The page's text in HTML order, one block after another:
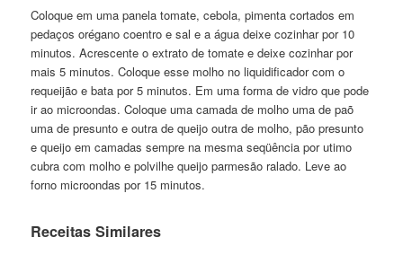
Coloque em uma panela tomate, cebola, pimenta cortados em
pedaços orégano coentro e sal e a água deixe cozinhar por 10
minutos. Acrescente o extrato de tomate e deixe cozinhar por
mais 5 minutos. Coloque esse molho no liquidificador com o
requeijão e bata por 5 minutos. Em uma forma de vidro que pode
ir ao microondas. Coloque uma camada de molho uma de paõ
uma de presunto e outra de queijo outra de molho, pão presunto
e queijo em camadas sempre na mesma seqüência por utimo
cubra com molho e polvilhe queijo parmesão ralado. Leve ao
forno microondas por 15 minutos.
Receitas Similares